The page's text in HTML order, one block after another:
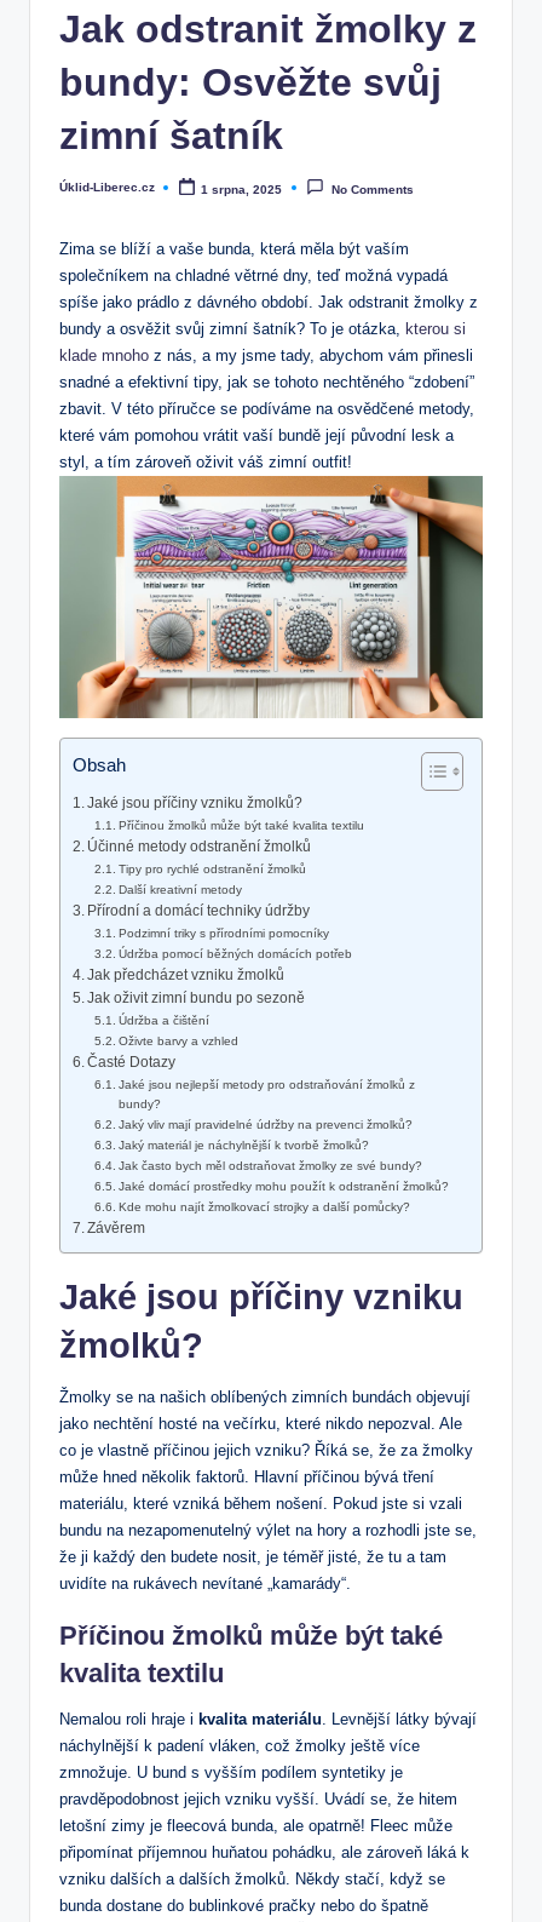
Jak odstranit žmolky z
bundy: Osvěžte svůj
zimní šatník
Posted
Úklid-Liberec.cz 1 srpna, 2025 No Comments
Zima se blíží a vaše⁣ bunda, která měla ⁣být‍ vaším
společníkem na chladné větrné dny, ⁣teď možná vypadá
spíše jako prádlo z dávného ⁢období. Jak odstranit žmolky z⁢
bundy a osvěžit svůj zimní šatník? To ​je otázka, kterou si
klade mnoho z nás, ⁢a ⁣my⁤ jsme tady, abychom vám přinesli
snadné a efektivní tipy,⁢ jak se tohoto nechtěného “zdobení”
zbavit. V této ⁤příručce ‍se ⁣podíváme na osvědčené metody,
které vám pomohou ⁢vrátit ⁣vaší ​bundě její původní lesk a
styl, a tím zároveň ⁣oživit váš zimní‍ outfit!
Obsah
Jaké jsou příčiny vzniku žmolků?
Příčinou žmolků může být také kvalita textilu
Účinné metody odstranění žmolků
Tipy pro rychlé⁣ odstranění žmolků
Další kreativní metody
Přírodní⁢ a domácí techniky údržby
Podzimní triky s přírodními pomocníky
Údržba pomocí běžných domácích ‌potřeb
Jak předcházet vzniku žmolků
Jak oživit zimní bundu po sezoně
Údržba a čištění
Oživte‍ barvy a vzhled
Časté ​Dotazy
Jaké jsou⁣ nejlepší metody pro odstraňování žmolků z
bundy?
Jaký vliv mají pravidelné⁣ údržby na prevenci žmolků?
Jaký materiál je náchylnější k tvorbě žmolků?
Jak často bych ⁢měl odstraňovat žmolky ze ‌své bundy?
Jaké‍ domácí prostředky mohu použít ⁣k‌ odstranění žmolků?
Kde ​mohu najít žmolkovací strojky a další ⁢pomůcky?
Závěrem
Jaké jsou příčiny vzniku
žmolků?
Žmolky se na našich oblíbených zimních bundách objevují⁣
jako nechtění hosté na večírku, které ‍nikdo nepozval. Ale ​
co‌ je vlastně příčinou jejich vzniku? Říká se, že za žmolky
může hned několik faktorů. Hlavní příčinou bývá‍ tření
materiálu, ⁤které vzniká během nošení. Pokud⁣ jste si ‍vzali
bundu‌ na ​nezapomenutelný výlet na hory a rozhodli jste se,
že ji každý ⁤den budete ⁢nosit, ⁤je téměř jisté, že tu a tam
uvidíte na rukávech nevítané „kamarády“.⁢
Příčinou žmolků může být také
kvalita textilu
Nemalou roli⁢ hraje i‌ kvalita materiálu. ⁢Levnější ‍látky bývají
náchylnější k padení vláken, ⁢což žmolky ještě více⁢
zmnožuje.⁤ U bund ⁣s⁢ vyšším ‌podílem ‍syntetiky​ je
pravděpodobnost jejich vzniku vyšší. Uvádí se, že hitem
letošní zimy je fleecová bunda, ale opatrně! Fleec může
připomínat příjemnou huňatou pohádku,‌ ale zároveň⁤ láká k
vzniku dalších a dalších žmolků. Někdy stačí, když se
bunda‍ dostane do bublinkové pračky nebo do špatně